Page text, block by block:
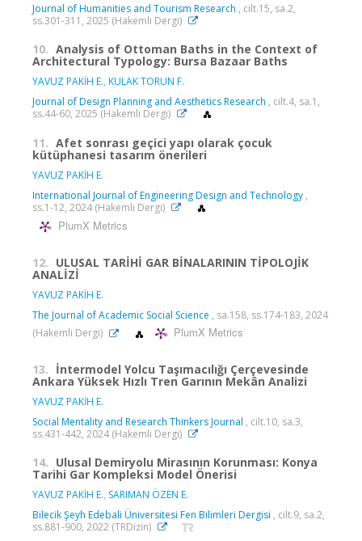
Journal of Humanities and Tourism Research , cilt.15, sa.2,
ss.301-311, 2025 (Hakemli Dergi)
10. Analysis of Ottoman Baths in the Context of
Architectural Typology: Bursa Bazaar Baths
YAVUZ PAKİH E., KULAK TORUN F.
Journal of Design Planning and Aesthetics Research , cilt.4, sa.1,
ss.44-60, 2025 (Hakemli Dergi)
11. Afet sonrası geçici yapı olarak çocuk
kütüphanesi tasarım önerileri
YAVUZ PAKİH E.
International Journal of Engineering Design and Technology ,
ss.1-12, 2024 (Hakemli Dergi)
PlumX Metrics
12. ULUSAL TARİHİ GAR BİNALARININ TİPOLOJİK
ANALİZİ
YAVUZ PAKİH E.
The Journal of Academic Social Science , sa.158, ss.174-183, 2024
(Hakemli Dergi)
PlumX Metrics
13. İntermodel Yolcu Taşımacılığı Çerçevesinde
Ankara Yüksek Hızlı Tren Garının Mekân Analizi
YAVUZ PAKİH E.
Social Mentalıty and Research Thinkers Journal , cilt.10, sa.3,
ss.431-442, 2024 (Hakemli Dergi)
14. Ulusal Demiryolu Mirasının Korunması: Konya
Tarihi Gar Kompleksi Model Önerisi
YAVUZ PAKİH E., SARIMAN ÖZEN E.
Bilecik Şeyh Edebali Üniversitesi Fen Bilimleri Dergisi , cilt.9, sa.2,
ss.881-900, 2022 (TRDizin)